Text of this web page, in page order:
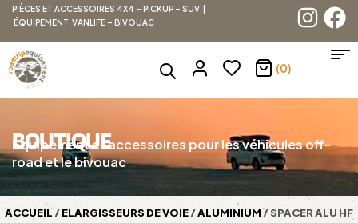
PIÈCES ET ACCESSOIRES 4X4 – PICKUP – SUV |
ÉQUIPEMENT VANLIFE – BIVOUAC
(0)
BOUTIQUE
Équipement et accessoires pour les véhicules off-
road et le bivouac
ACCUEIL/ELARGISSEURS DE VOIE/ALUMINIUM/ SPACER ALU HF